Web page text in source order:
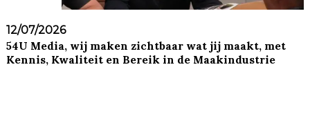
12/07/2026
54U Media, wij maken zichtbaar wat jij maakt, met
Kennis, Kwaliteit en Bereik in de Maakindustrie